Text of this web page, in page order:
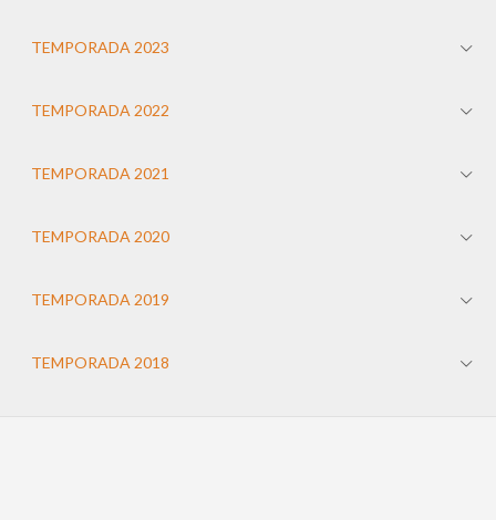
TEMPORADA 2023
TEMPORADA 2022
TEMPORADA 2021
TEMPORADA 2020
TEMPORADA 2019
TEMPORADA 2018